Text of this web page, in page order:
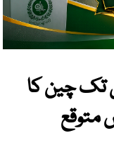
کا 23 سے 26 مئی تک چین کا
متوقع